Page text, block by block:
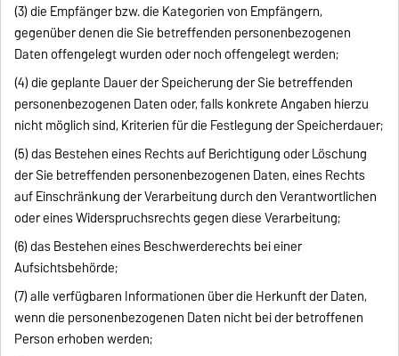
(3) die Empfänger bzw. die Kategorien von Empfängern,
gegenüber denen die Sie betreffenden personenbezogenen
Daten offengelegt wurden oder noch offengelegt werden;
(4) die geplante Dauer der Speicherung der Sie betreffenden
personenbezogenen Daten oder, falls konkrete Angaben hierzu
nicht möglich sind, Kriterien für die Festlegung der Speicherdauer;
(5) das Bestehen eines Rechts auf Berichtigung oder Löschung
der Sie betreffenden personenbezogenen Daten, eines Rechts
auf Einschränkung der Verarbeitung durch den Verantwortlichen
oder eines Widerspruchsrechts gegen diese Verarbeitung;
(6) das Bestehen eines Beschwerderechts bei einer
Aufsichtsbehörde;
(7) alle verfügbaren Informationen über die Herkunft der Daten,
wenn die personenbezogenen Daten nicht bei der betroffenen
Person erhoben werden;